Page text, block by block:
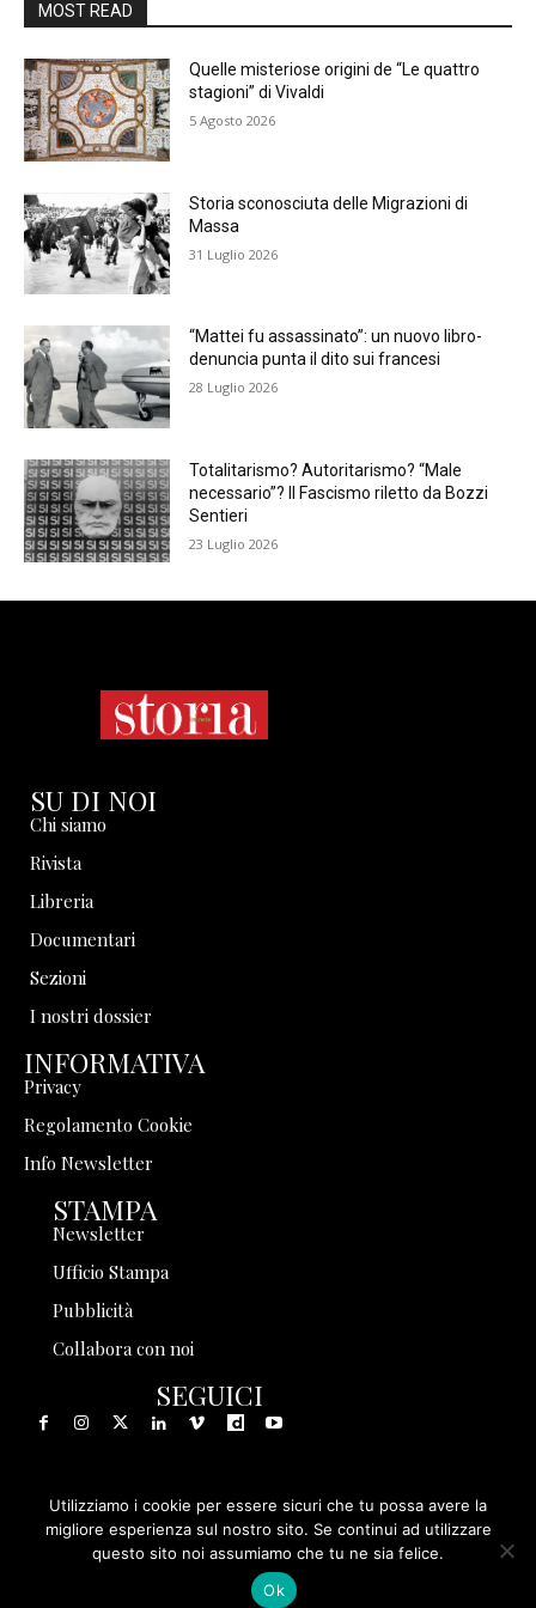
MOST READ
Quelle misteriose origini de “Le quattro
stagioni” di Vivaldi
5 Agosto 2026
Storia sconosciuta delle Migrazioni di
Massa
31 Luglio 2026
“Mattei fu assassinato”: un nuovo libro-
denuncia punta il dito sui francesi
28 Luglio 2026
Totalitarismo? Autoritarismo? “Male
necessario”? Il Fascismo riletto da Bozzi
Sentieri
23 Luglio 2026
SU DI NOI
Chi siamo
Rivista
Libreria
Documentari
Sezioni
I nostri dossier
INFORMATIVA
Privacy
Regolamento Cookie
Info Newsletter
STAMPA
Newsletter
Ufficio Stampa
Pubblicità
Collabora con noi
SEGUICI
© 1999 - 2025 Storia in Rete Srl - Tutti i diritti riservati - P.
IVA 08570971005
Utilizziamo i cookie per essere sicuri che tu possa avere la
migliore esperienza sul nostro sito. Se continui ad utilizzare
questo sito noi assumiamo che tu ne sia felice.
Ok